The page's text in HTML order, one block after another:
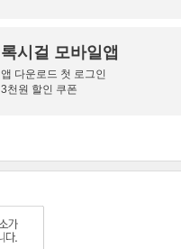
록시걸 모바일앱
앱 다운로드 첫 로그인
3천원 할인 쿠폰